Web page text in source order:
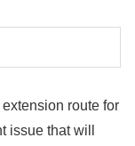
route for
issue that will